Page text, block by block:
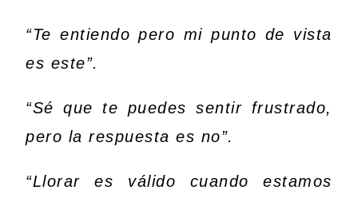
“Te entiendo pero mi punto de vista
es este”.
“Sé que te puedes sentir frustrado,
pero la respuesta es no”.
“Llorar es válido cuando estamos